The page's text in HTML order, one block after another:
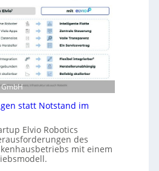
statt Notstand im
Elvio Robotics
des
mit einem